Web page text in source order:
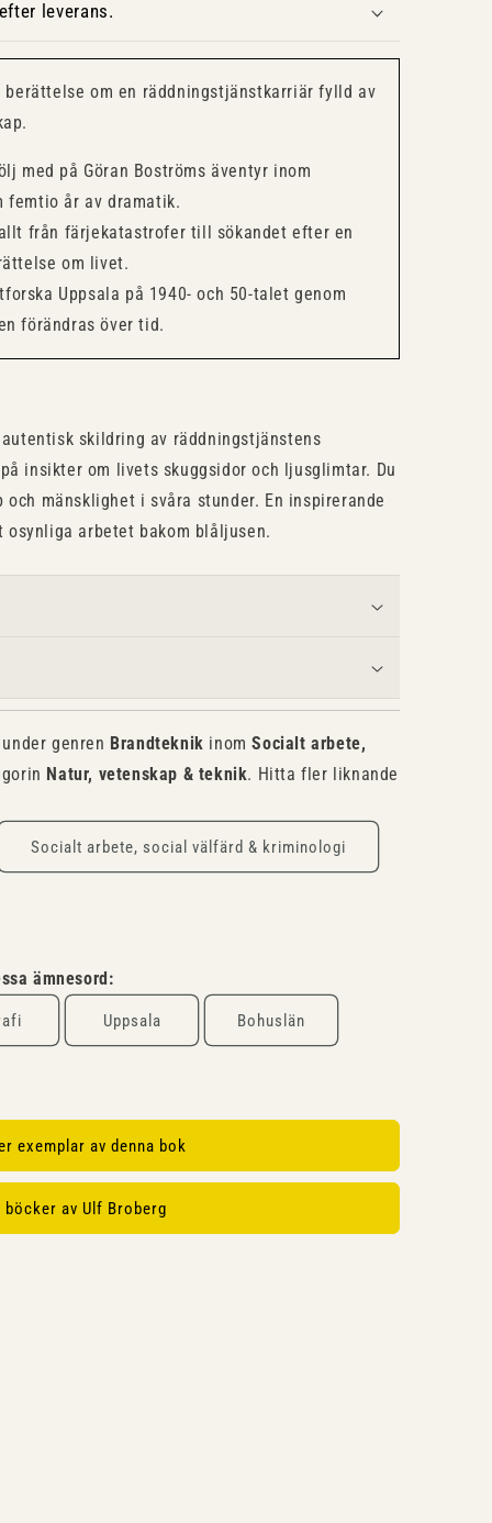
leverans.
berättelse om en räddningstjänstkarriär fylld av
med på Göran Boströms äventyr inom
femtio år av dramatik.
från färjekatastrofer till sökandet efter en
om livet.
Uppsala på 1940- och 50-talet genom
förändras över tid.
skildring av räddningstjänstens
insikter om livets skuggsidor och ljusglimtar. Du
mänsklighet i svåra stunder. En inspirerande
arbetet bakom blåljusen.
genren Brandteknik inomSocialt arbete,
Natur, vetenskap & teknik. Hitta fler liknande
Socialt arbete, social välfärd & kriminologi
ämnesord:
Uppsala Bohuslän
exemplar av denna bok
böcker av Ulf Broberg